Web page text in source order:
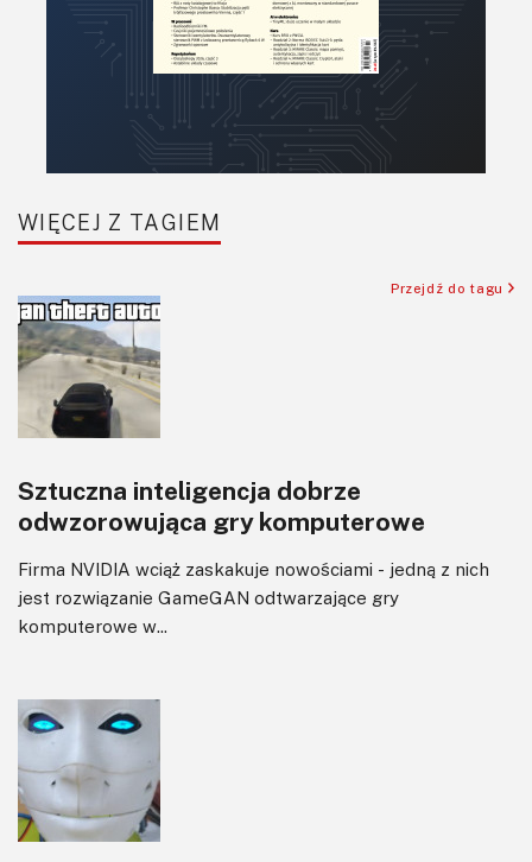
Projektowanie
Sensory
Software
Sterowanie
Transformatory
Tranzystory
Wzmacniacze
Zasilanie
WIĘCEJ Z TAGIEM
Przejdź do tagu
Sztuczna inteligencja dobrze
odwzorowująca gry komputerowe
Firma NVIDIA wciąż zaskakuje nowościami - jedną z nich
jest rozwiązanie GameGAN odtwarzające gry
komputerowe w...